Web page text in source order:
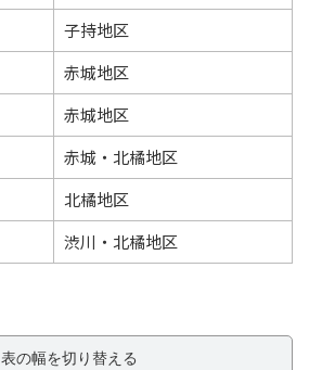
子持地区
赤城地区
赤城地区
赤城・北橘地区
北橘地区
渋川・北橘地区
表の幅を切り替える